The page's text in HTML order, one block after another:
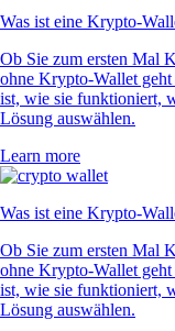
Was ist eine Krypto-
Ob Sie zum ersten Mal
ohne Krypto-Wallet
ist, wie sie funktioniert,
Lösung auswählen.
Learn more
Was ist eine Krypto-
Ob Sie zum ersten Mal
ohne Krypto-Wallet
ist, wie sie funktioniert,
Lösung auswählen.